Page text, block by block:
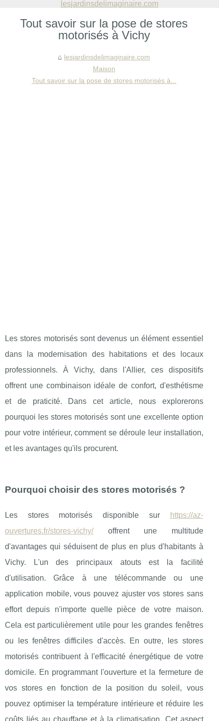
Tout savoir sur la pose de stores
motorisés à Vichy
lesjardinsdelimaginaire.com
Maison
Tout savoir sur la pose de stores motorisés à...
Les stores motorisés sont devenus un élément essentiel
dans la modernisation des habitations et des locaux
professionnels. À Vichy, dans l'Allier, ces dispositifs
offrent une combinaison idéale de confort, d'esthétisme
et de praticité. Dans cet article, nous explorerons
pourquoi les stores motorisés sont une excellente option
pour votre intérieur, comment se déroule leur installation,
et les avantages qu'ils procurent.
Pourquoi choisir des stores motorisés ?
Les stores motorisés disponible sur
https://az-
ouvertures.fr/stores-vichy/offrent une multitude
d'avantages qui séduisent de plus en plus d'habitants à
Vichy. L'un des principaux atouts est la facilité
d'utilisation. Grâce à une télécommande ou une
application mobile, vous pouvez ajuster vos stores sans
effort depuis n'importe quelle pièce de votre maison.
Cela est particulièrement utile pour les grandes fenêtres
ou les fenêtres difficiles d'accès. En outre, les stores
motorisés contribuent à l'efficacité énergétique de votre
domicile. En programmant l'ouverture et la fermeture de
vos stores en fonction de la position du soleil, vous
pouvez optimiser la température intérieure et réduire les
coûts liés au chauffage et à la climatisation. Cet aspect
lesjardinsdelimaginaire.com